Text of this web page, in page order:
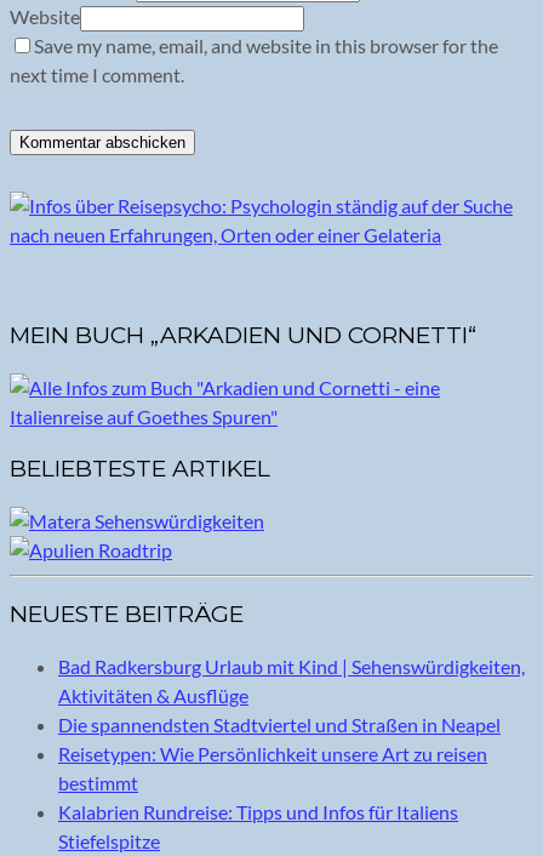
Website
Save my name, email, and website in this browser for the
next time I comment.
MEIN BUCH „ARKADIEN UND CORNETTI“
BELIEBTESTE ARTIKEL
NEUESTE BEITRÄGE
Bad Radkersburg Urlaub mit Kind | Sehenswürdigkeiten,
Aktivitäten & Ausflüge
Die spannendsten Stadtviertel und Straßen in Neapel
Reisetypen: Wie Persönlichkeit unsere Art zu reisen
bestimmt
Kalabrien Rundreise: Tipps und Infos für Italiens
Stiefelspitze